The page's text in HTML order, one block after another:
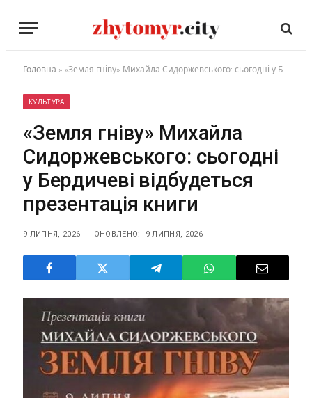
Головна » «Земля гніву» Михайла Сидоржевського: сьогодні у Бердичеві відбудеться презентація книги
КУЛЬТУРА
«Земля гніву» Михайла
Сидоржевського: сьогодні
у Бердичеві відбудеться
презентація книги
9 ЛИПНЯ, 2026 ОНОВЛЕНО: 9 ЛИПНЯ, 2026